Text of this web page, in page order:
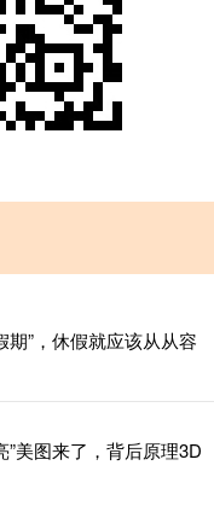
期”，休假就应该从从容
”美图来了，背后原理3D